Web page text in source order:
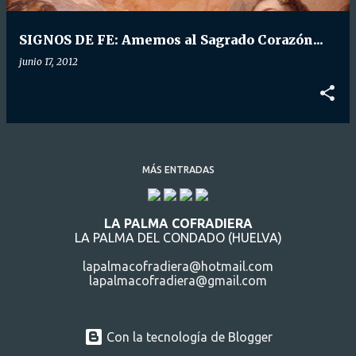
SIGNOS DE FE: Amemos al Sagrado Corazón...
junio 17, 2012
MÁS ENTRADAS
LA PALMA COFRADIERA
LA PALMA DEL CONDADO (HUELVA)
lapalmacofradiera@hotmail.com
lapalmacofradiera@gmail.com
Con la tecnología de Blogger